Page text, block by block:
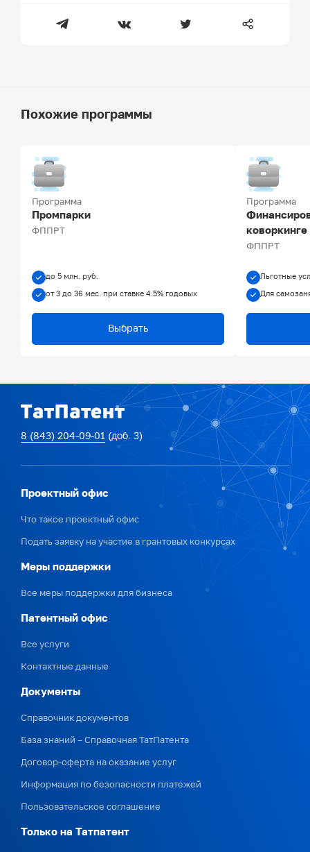
Похожие программы
Программа
Промпарки
ФППРТ
до 5 млн. руб.
от 3 до 36 мес. при ставке 4.5% годовых
Выбрать
Программа
коворкинге
ФППРТ
Льготные
Для
8 (843) 204-09-01 (доб. 3)
Проектный офис
Что такое проектный офис
Подать заявку на участие в грантовых конкурсах
Меры поддержки
Все меры поддержки для бизнеса
Патентный офис
Все услуги
Контактные данные
Документы
Справочник документов
База знаний – Справочная ТатПатента
Договор-оферта на оказание услуг
Информация по безопасности платежей
Пользовательское соглашение
Только на Татпатент